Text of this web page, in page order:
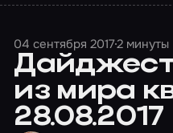
04 сентября 20172 минуты
из мира
28.08.2017